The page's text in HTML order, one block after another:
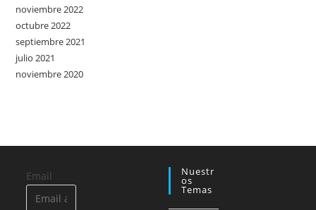
noviembre 2022
octubre 2022
septiembre 2021
julio 2021
noviembre 2020
Email Nuestr
Os
Temas